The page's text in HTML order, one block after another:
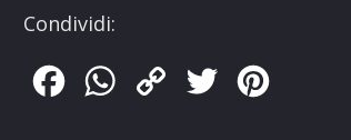
Condividi:
FacebookWhatsApp
Copy
Twitter